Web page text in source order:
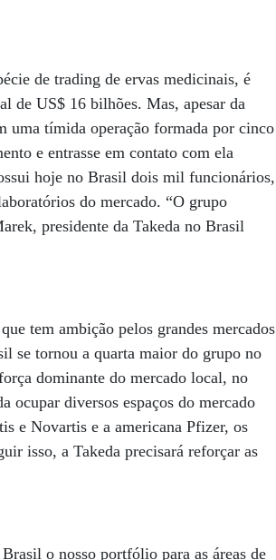
de trading de ervas medicinais, é
de US$ 16 bilhões. Mas, apesar da
uma tímida operação formada por cinco
e entrasse em contato com ela
hoje no Brasil dois mil funcionários,
do mercado. “O grupo
presidente da Takeda no Brasil
tem ambição pelos grandes mercados
se tornou a quarta maior do grupo no
dominante do mercado local, no
ocupar diversos espaços do mercado
e Novartis e a americana Pfizer, os
isso, a Takeda precisará reforçar as
o nosso portfólio para as áreas de